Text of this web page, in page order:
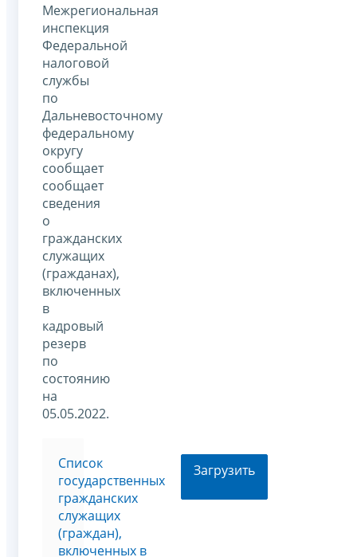
Межрегиональная
инспекция
Федеральной
налоговой
службы
по
Дальневосточному
федеральному
округу
сообщает
сообщает
сведения
о
гражданских
служащих
(гражданах),
включенных
в
кадровый
резерв
по
состоянию
на
05.05.2022.
Список
государственных
гражданских
служащих
(граждан),
включенных в
Загрузить